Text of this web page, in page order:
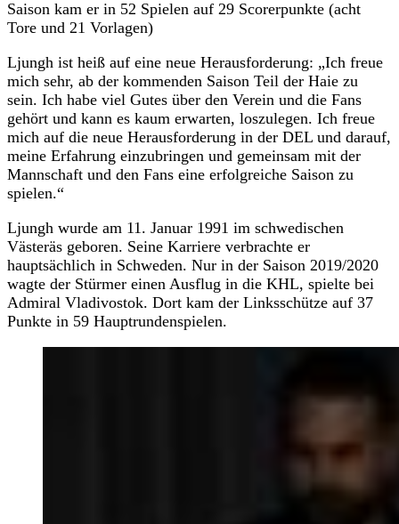
Saison kam er in 52 Spielen auf 29 Scorerpunkte (acht
Tore und 21 Vorlagen)
Ljungh ist heiß auf eine neue Herausforderung: „Ich freue
mich sehr, ab der kommenden Saison Teil der Haie zu
sein. Ich habe viel Gutes über den Verein und die Fans
gehört und kann es kaum erwarten, loszulegen. Ich freue
mich auf die neue Herausforderung in der DEL und darauf,
meine Erfahrung einzubringen und gemeinsam mit der
Mannschaft und den Fans eine erfolgreiche Saison zu
spielen.“
Ljungh wurde am 11. Januar 1991 im schwedischen
Västeräs geboren. Seine Karriere verbrachte er
hauptsächlich in Schweden. Nur in der Saison 2019/2020
wagte der Stürmer einen Ausflug in die KHL, spielte bei
Admiral Vladivostok. Dort kam der Linksschütze auf 37
Punkte in 59 Hauptrundenspielen.